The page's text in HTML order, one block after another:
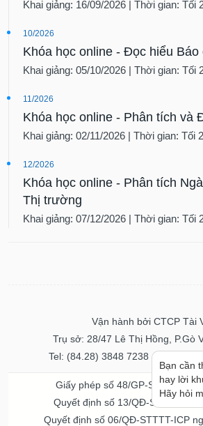
Khai giảng: 16/09/2026 | Thời gian: Tối
10/2026
Khóa học online - Đọc hiểu Báo
Khai giảng: 05/10/2026 | Thời gian: Tối
11/2026
Khóa học online - Phân tích và
Khai giảng: 02/11/2026 | Thời gian: Tối
12/2026
Khóa học online - Phân tích
Thị trường
Khai giảng: 07/12/2026 | Thời gian: Tối
Vận hành bởi CTCP Tài
Trụ sở: 28/47 Lê Thị Hồng, P.Gò
Tel: (84.28) 3848 7238 - Fax:
Giấy phép số 48/GP-STTTT
Quyết định số 13/QĐ-STTTT
Quyết định số 06/QĐ-STTTT-ICP
Bạn cần
hay lời
Hãy hỏi